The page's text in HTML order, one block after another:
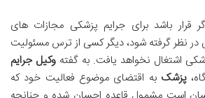
قرار باشد برای جرایم پزشکی مجازات های
نظر گرفته شود، دیگر کسی از ترس مسئولیت
اشتغال نخواهد یافت. به گفته وکیل جرایم
پزشک به اقتضای موضوع فعالیت خود که